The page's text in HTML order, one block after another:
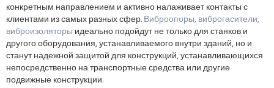
конкретным направлением и активно налаживает контакты с
клиентами из самых разных сфер.Виброопоры, виброгасители,
виброизоляторы идеально подойдут не только для станков и
другого оборудования, устанавливаемого внутри зданий, но и
станут надежной защитой для конструкций, устанавливающихся
непосредственно на транспортные средства или другие
подвижные конструкции.